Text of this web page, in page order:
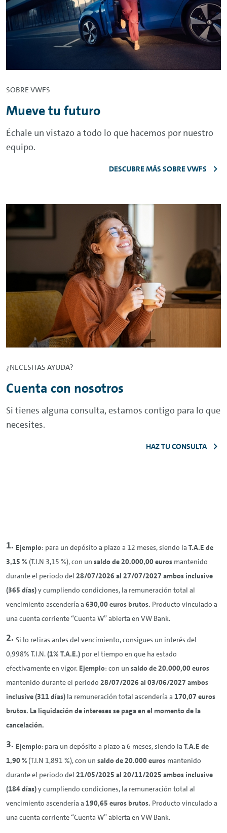
SOBRE VWFS
Mueve tu futuro
Échale un vistazo a todo lo que hacemos por nuestro
equipo.
DESCUBRE MÁS SOBRE VWFS
¿NECESITAS AYUDA?
Cuenta con nosotros
Si tienes alguna consulta, estamos contigo para lo que
necesites.
HAZ TU CONSULTA
Ejemplo: para un depósito a plazo a 12 meses, siendo la T.A.E de
3,15 % (T.I.N 3,15 %), con un saldo de 20.000,00 euros mantenido
durante el periodo del 28/07/2026 al 27/07/2027 ambos inclusive
(365 días)y cumpliendo condiciones, la remuneración total al
vencimiento ascendería a 630,00 euros brutos. Producto vinculado a
una cuenta corriente “Cuenta W” abierta en VW Bank.
Si lo retiras antes del vencimiento, consigues un interés del
0,998% T.I.N.(1% T.A.E.) por el tiempo en que ha estado
efectivamente en vigor. Ejemplo: con un saldode 20.000,00 euros
mantenido durante el periodo 28/07/2026 al 03/06/2027 ambos
inclusive (311 días) la remuneración total ascendería a 170,07 euros
brutos. La liquidación de intereses se paga en el momento de la
cancelación.
Ejemplo: para un depósito a plazo a 6 meses, siendo la T.A.E de
1,90 % (T.I.N 1,891 %), con un saldo de 20.000 euros mantenido
durante el periodo del 21/05/2025 al 20/11/2025 ambos inclusive
(184 días)y cumpliendo condiciones, la remuneración total al
vencimiento ascendería a 190,65 euros brutos. Producto vinculado a
una cuenta corriente “Cuenta W” abierta en VW Bank.